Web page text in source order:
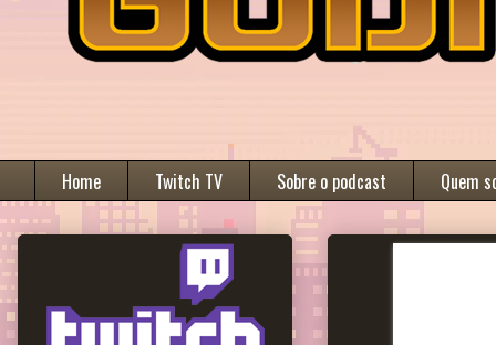
Home Twitch TV Sobre o podcast Quem